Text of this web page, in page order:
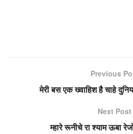
Previous
मेरी बस एक ख्वाहिश है चाहे
Next Post
म्हारे रूनीचे रा श्याम ऊबा